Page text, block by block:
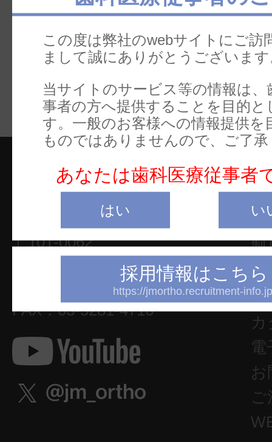
この度は弊社のwebサイトにご訪
まして誠にありがとうございま
当サイトのサービス等の情報は、
事者の方へ提供することを目的と
す。一般のお客様への情報提供を
ものではありませんので、ご了
あなたは歯科医療従事者
はい い
採用情報はこちら
https://jmortho.recruitment-
＞添付文書特設ページ
以上、宜しくお願い申し上げます
製
セ
文
電
お
ご
〒101-0062
東京都千代田区神田駿河台2-2
御茶ノ水杏雲ビル14F
TEL：03-5281-4711
FAX：03-5281-4716